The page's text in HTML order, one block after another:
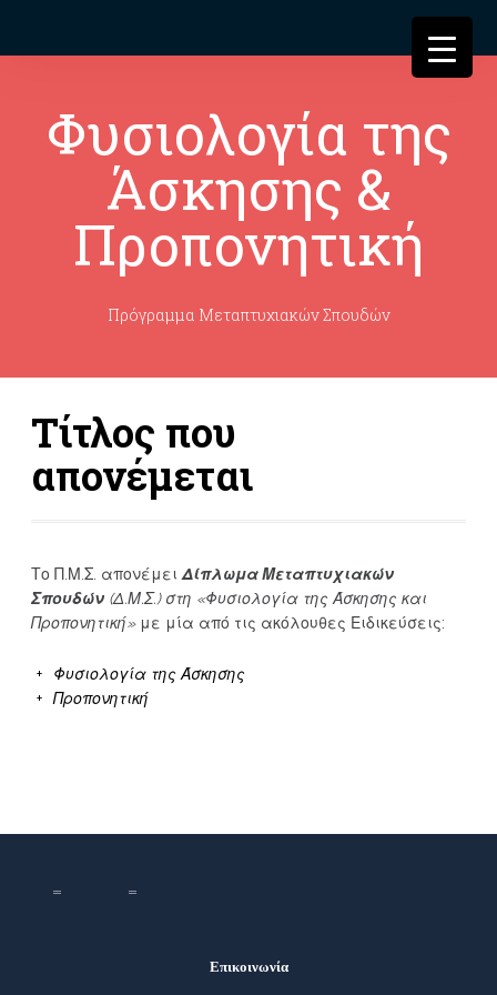
Φυσιολογία της
Άσκησης &
Προπονητική
Πρόγραμμα Μεταπτυχιακών Σπουδών
Τίτλος που
απονέμεται
Το Π.Μ.Σ. απονέμει Δίπλωμα Μεταπτυχιακών
Σπουδών(Δ.Μ.Σ.) στη «Φυσιολογία της Άσκησης και
Προπονητική» με μία από τις ακόλουθες Ειδικεύσεις:
Φυσιολογία της Άσκησης
Προπονητική
Επικοινωνία